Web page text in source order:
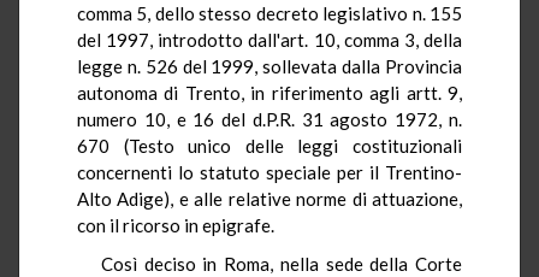
comma 5, dello stesso decreto legislativo n. 155
del 1997, introdotto dall'art. 10, comma 3, della
legge n. 526 del 1999, sollevata dalla Provincia
autonoma di Trento, in riferimento agli artt. 9,
numero 10, e 16 del d.P.R. 31 agosto 1972, n.
670 (Testo unico delle leggi costituzionali
concernenti lo statuto speciale per il Trentino-
Alto Adige), e alle relative norme di attuazione,
con il ricorso in epigrafe.
Così deciso in Roma, nella sede della Corte